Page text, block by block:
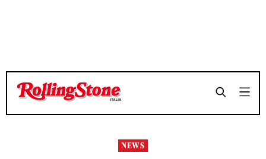
TEMPO DI LETTURA 3 MINUTI SHARE
TEMPO DI LETTURA 3 MINUTI SHARE
NEWS